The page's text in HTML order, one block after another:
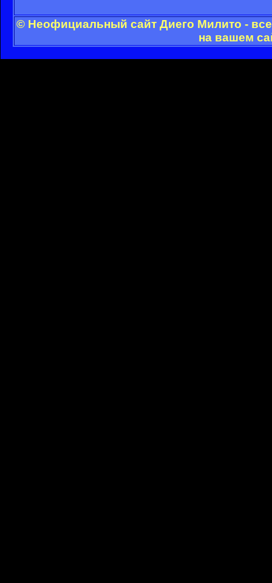
© Неофициальный сайт Диего Милито -
на вашем